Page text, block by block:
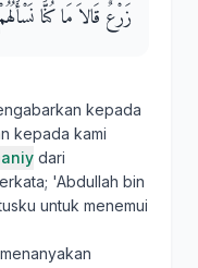
زَرْعٌ قَالاَ مَا كُنَّا
kepada
kepada kami
dari
'Abdullah bin
untuk menemui